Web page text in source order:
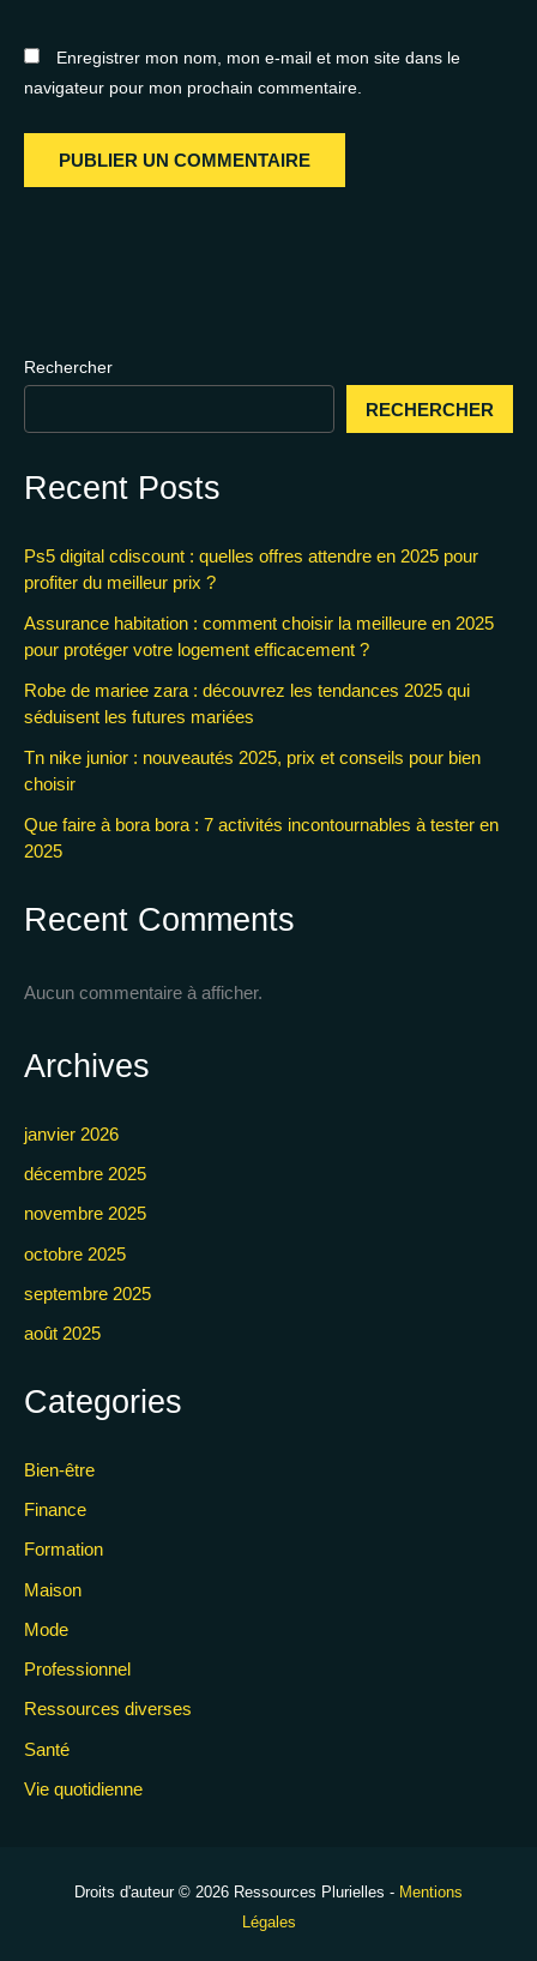
Enregistrer mon nom, mon e-mail et mon site dans le
navigateur pour mon prochain commentaire.
Rechercher
RECHERCHER
Recent Posts
Ps5 digital cdiscount : quelles offres attendre en 2025 pour
profiter du meilleur prix ?
Assurance habitation : comment choisir la meilleure en 2025
pour protéger votre logement efficacement ?
Robe de mariee zara : découvrez les tendances 2025 qui
séduisent les futures mariées
Tn nike junior : nouveautés 2025, prix et conseils pour bien
choisir
Que faire à bora bora : 7 activités incontournables à tester en
2025
Recent Comments
Aucun commentaire à afficher.
Archives
janvier 2026
décembre 2025
novembre 2025
octobre 2025
septembre 2025
août 2025
Categories
Bien-être
Finance
Formation
Maison
Mode
Professionnel
Ressources diverses
Santé
Vie quotidienne
Droits d'auteur © 2026 Ressources Plurielles - Mentions
Légales